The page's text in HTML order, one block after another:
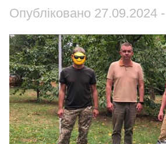
Опубліковано 27.09.2024